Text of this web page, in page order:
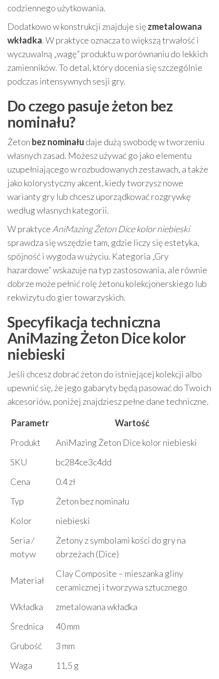
codziennego użytkowania.
Dodatkowo w konstrukcji znajduje sięzmetalowana
wkładka. W praktyce oznacza to większą trwałość i
wyczuwalną „wagę” produktu w porównaniu do lekkich
zamienników. To detal, który docenia się szczególnie
podczas intensywnych sesji gry.
Do czego pasuje żeton bez
nominału?
Żeton bez nominału daje dużą swobodę w tworzeniu
własnych zasad. Możesz używać go jako elementu
uzupełniającego w rozbudowanych zestawach, a także
jako kolorystyczny akcent, kiedy tworzysz nowe
warianty gry lub chcesz uporządkować rozgrywkę
według własnych kategorii.
W praktyce AniMazing Żeton Dice kolor niebieski
sprawdza się wszędzie tam, gdzie liczy się estetyka,
spójność i wygoda w użyciu. Kategoria „Gry
hazardowe” wskazuje na typ zastosowania, ale równie
dobrze może pełnić rolę żetonu kolekcjonerskiego lub
rekwizytu do gier towarzyskich.
Specyfikacja techniczna
AniMazing Żeton Dice kolor
niebieski
Jeśli chcesz dobrać żeton do istniejącej kolekcji albo
upewnić się, że jego gabaryty będą pasować do Twoich
akcesoriów, poniżej znajdziesz pełne dane techniczne.
Parametr
Wartość
Produkt
AniMazing Żeton Dice kolor niebieski
SKU
bc284ce3c4dd
Cena
0.4 zł
Typ
Żeton bez nominału
Kolor
niebieski
Seria /
motyw
Żetony z symbolami kości do gry na
obrzeżach (Dice)
Materiał
Clay Composite – mieszanka gliny
ceramicznej i tworzywa sztucznego
Wkładka
zmetalowana wkładka
Średnica
40 mm
Grubość
3 mm
Waga
11,5 g